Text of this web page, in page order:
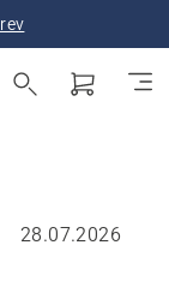
28.07.2026